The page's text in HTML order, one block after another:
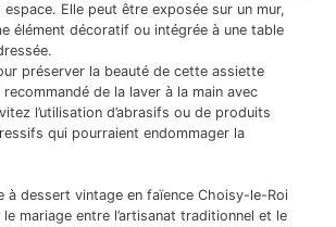
espace. Elle peut être exposée sur un mur,
élément décoratif ou intégrée à une table
préserver la beauté de cette assiette
de la laver à la main avec
l’utilisation d’abrasifs ou de produits
qui pourraient endommager la
à dessert vintage en faïence Choisy-le-Roi
le mariage entre l’artisanat traditionnel et le